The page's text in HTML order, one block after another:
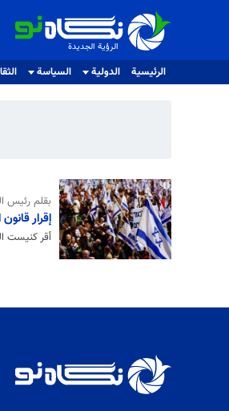
الرؤية الجديدة
الرؤية الجديدة
الرئيسية الدولية السياسة
بقلم رئيس
إقرار
أقر كنيست النظام الصهيوني